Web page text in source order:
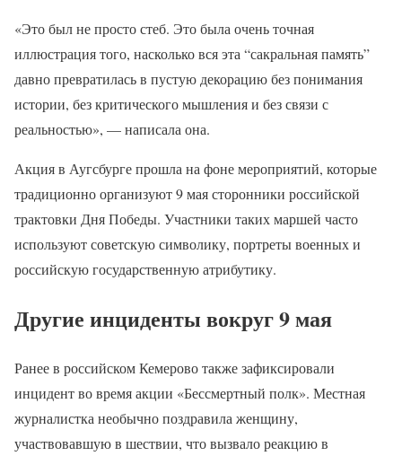
«Это был не просто стеб. Это была очень точная
иллюстрация того, насколько вся эта “сакральная память”
давно превратилась в пустую декорацию без понимания
истории, без критического мышления и без связи с
реальностью», — написала она.
Акция в Аугсбурге прошла на фоне мероприятий, которые
традиционно организуют 9 мая сторонники российской
трактовки Дня Победы. Участники таких маршей часто
используют советскую символику, портреты военных и
российскую государственную атрибутику.
Другие инциденты вокруг 9 мая
Ранее в российском Кемерово также зафиксировали
инцидент во время акции «Бессмертный полк». Местная
журналистка необычно поздравила женщину,
участвовавшую в шествии, что вызвало реакцию в